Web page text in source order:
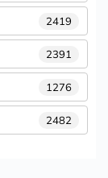
2419
2391
1276
2482